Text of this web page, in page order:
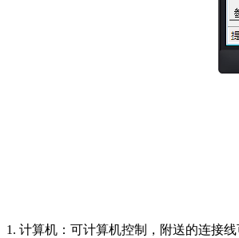
1. 计算机：可计算机控制，附送的连接